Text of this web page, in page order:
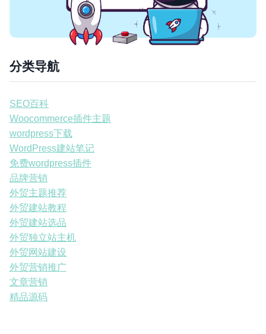
分类导航
SEO百科
Woocommerce插件主题
wordpress下载
WordPress建站笔记
免费wordpress插件
品牌营销
外贸主题推荐
外贸建站教程
外贸建站选品
外贸独立站主机
外贸网站建设
外贸营销推广
文章营销
精品源码